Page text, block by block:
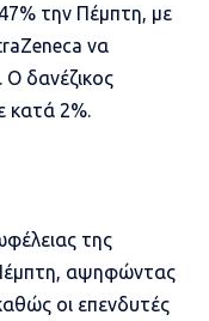
την Πέμπτη, με
να
Ο δανέζικος
κατά 2%.
της
αψηφώντας
οι επενδυτές